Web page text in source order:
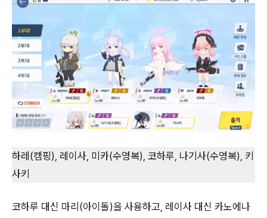
하레(캠핑), 레이사, 미카(수영복), 코하루, 나기사(수영복), 키
사키
코하루 대신 마리(아이돌)을 사용하고, 레이사 대신 카노에나